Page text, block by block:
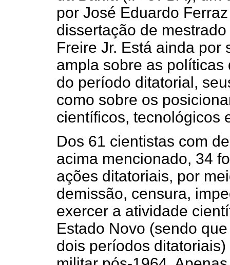
por José Eduardo
dissertação de
Freire Jr. Está ainda por
ampla sobre as
do período ditatorial,
como sobre os
científicos, tecnológicos
Dos 61 cientistas com
acima mencionado, 34
ações ditatoriais, por
demissão, censura,
exercer a atividade
Estado Novo (sendo
dois períodos